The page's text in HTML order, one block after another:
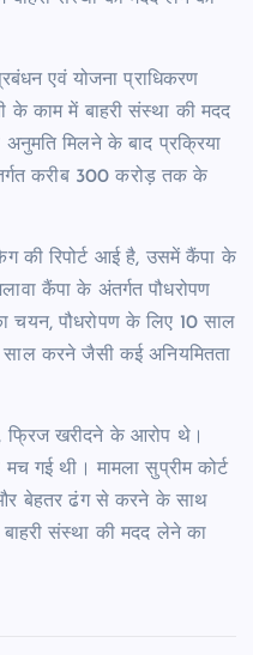
एवं योजना प्राधिकरण
के काम में बाहरी संस्था की मदद
मिलने के बाद प्रक्रिया
करीब 300 करोड़ तक के
की रिपोर्ट आई है, उसमें कैंपा के
कैंपा के अंतर्गत पौधरोपण
चयन, पौधरोपण के लिए 10 साल
करने जैसी कई अनियमितता
फ्रिज खरीदने के आरोप थे।
गई थी। मामला सुप्रीम कोर्ट
बेहतर ढंग से करने के साथ
संस्था की मदद लेने का